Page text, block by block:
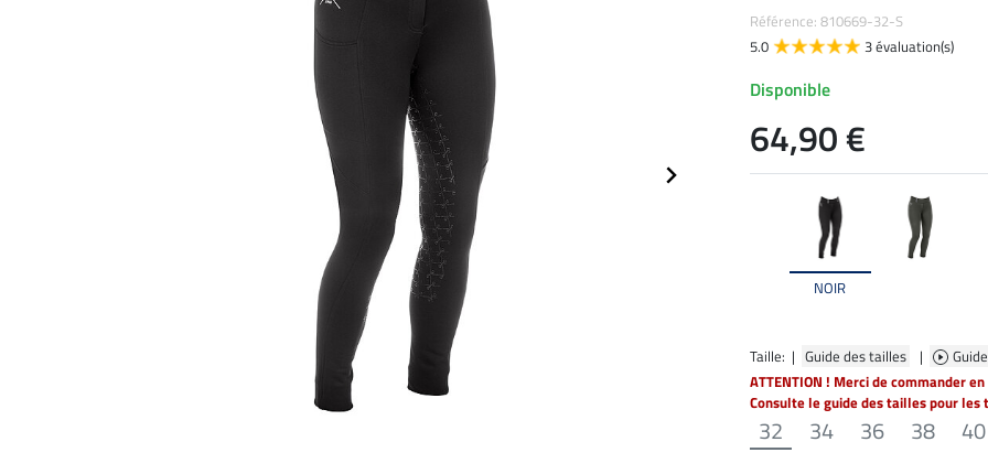
NOIR
Taille: | Guide des tailles |
ATTENTION ! Merci de commander
Consulte le guide des tailles pour les
32 34 36 38 40
Référence: 810669-32-S
5.0
3 évaluation(s)
Disponible
64,90 €